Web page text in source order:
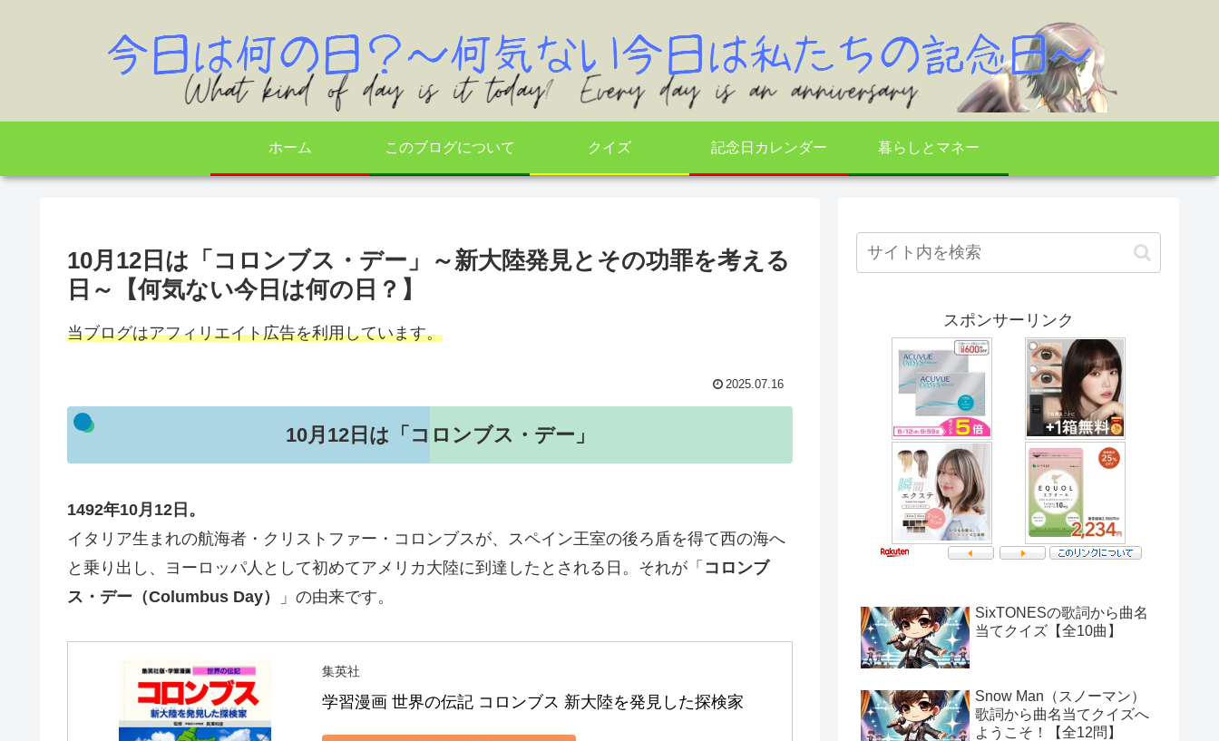
ホーム このブログについて クイズ 記念日カレンダー 暮らしとマネー
10月12日は「コロンブス・デー」～新大陸発見とその功罪を考える
日～【何気ない今日は何の日？】
当ブログはアフィリエイト広告を利用しています。
2025.07.16
10月12日は「コロンブス・デー」
1492年10月12日。
イタリア生まれの航海者・クリストファー・コロンブスが、スペイン王室の後ろ盾を得て西の海へ
と乗り出し、ヨーロッパ人として初めてアメリカ大陸に到達したとされる日。それが「 コロンブ
ス・デー（Columbus Day）
」の由来です。
集英社
学習漫画 世界の伝記 コロンブス 新大陸を発見した探検家
スポンサーリンク
SixTONESの歌詞から曲名
当てクイズ【全10曲】
Snow Man（スノーマン）
歌詞から曲名当てクイズへ
ようこそ！【全12問】